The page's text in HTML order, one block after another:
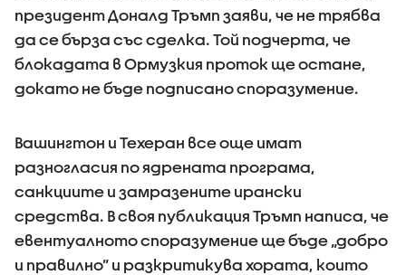
президент Доналд Тръмп заяви, че не трябва
да се бърза със сделка. Той подчерта, че
блокадата в Ормузкия проток ще остане,
докато не бъде подписано споразумение.
Вашингтон и Техеран все още имат
разногласия по ядрената програма,
санкциите и замразените ирански
средства. В своя публикация Тръмп написа, че
евентуалното споразумение ще бъде „добро
и правилно” и разкритикува хората, които